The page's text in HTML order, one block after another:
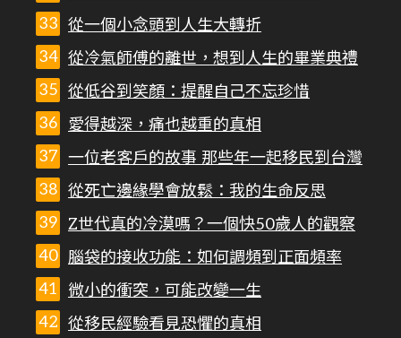
從一個小念頭到人生大轉折
從冷氣師傅的離世，想到人生的畢業典禮
從低谷到笑顏：提醒自己不忘珍惜
愛得越深，痛也越重的真相
一位老客戶的故事 那些年一起移民到台灣
從死亡邊緣學會放鬆：我的生命反思
Z世代真的冷漠嗎？一個快50歲人的觀察
腦袋的接收功能：如何調頻到正面頻率
微小的衝突，可能改變一生
從移民經驗看見恐懼的真相